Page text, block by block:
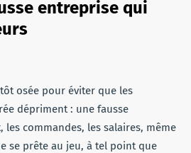
entreprise qui
osée pour éviter que les
dépriment : une fausse
les commandes, les salaires, même
se prête au jeu, à tel point que